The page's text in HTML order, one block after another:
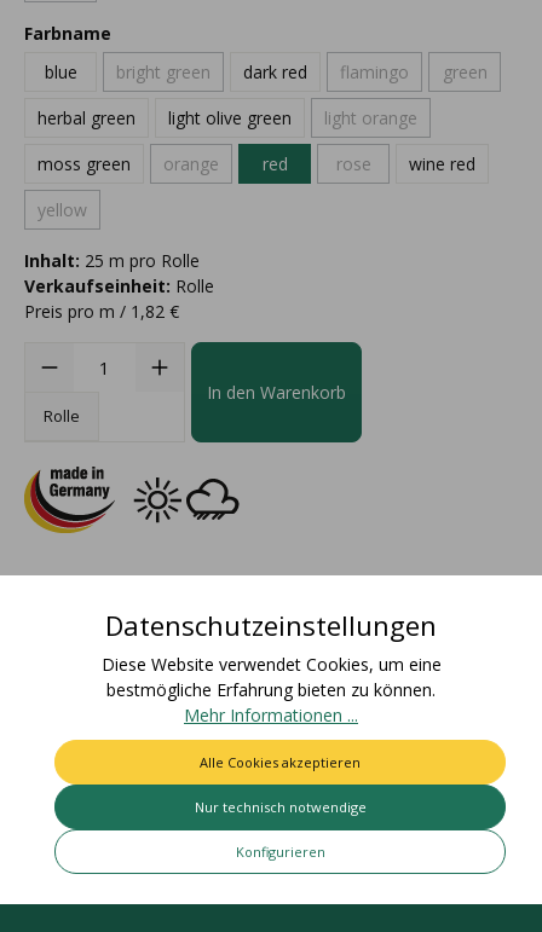
Farbname
blue
bright green dark red flamingo
green
herbal green
light olive green
light orange
moss green
orange red rose
wine red
yellow
Inhalt: 25 m pro Rolle
Verkaufseinheit: Rolle
Preis pro m / 1,82 €
Rolle
In den Warenkorb
Materialzusammensetzung: 100% AcetatFarbecht: Artikel
bleicht nicht aus und färbt nicht ab / Für den Einsatz im Freien
Mehr
Deine Vorteile
Datenschutzeinstellungen
Diese Website verwendet Cookies, um eine
bestmögliche Erfahrung bieten zu können.
Mehr Informationen ...
Nur technisch notwendige
Konfigurieren
Alle Cookies akzeptieren